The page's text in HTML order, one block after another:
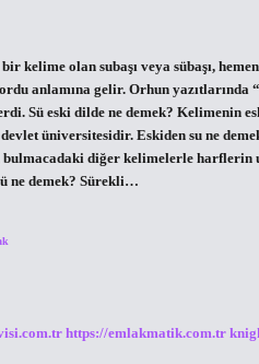
kelime olan subaşı veya sübaşı,
anlamına gelir. Orhun
Sü eski dilde ne demek? Kelimenin
üniversitesidir. Eskiden su ne
bulmacadaki diğer kelimelerle
ne demek? Sürekli…
https://emlakmatik.com.tr